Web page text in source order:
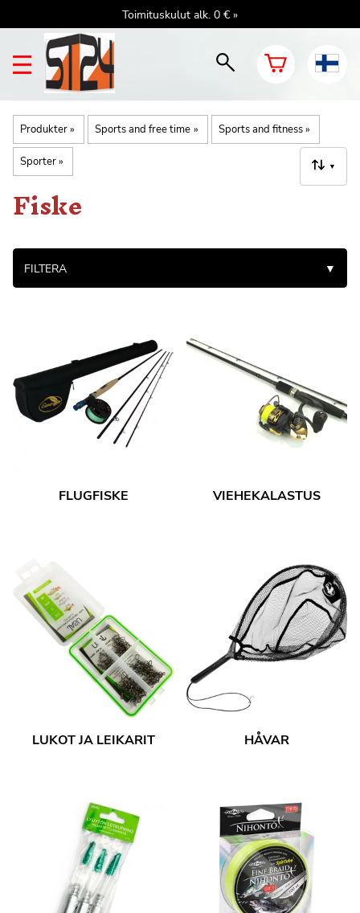
Toimituskulut alk. 0 € »
Produkter‪» Sports and free time ‪» Sports and fitness‪»
Sporter‪» ▼
Fiske
FILTERA ▼
FLUGFISKE VIEHEKALASTUS
LUKOT JA LEIKARIT HÅVAR